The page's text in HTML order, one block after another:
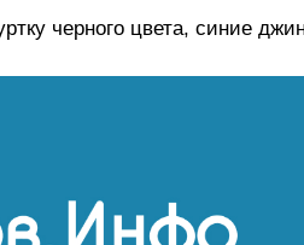
черного цвета, синие